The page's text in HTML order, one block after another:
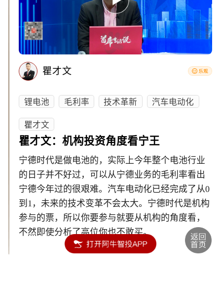
瞿才文
锂电池 毛利率 技术革新
汽车电动化
瞿才文
瞿才文：机构投资角度看宁王
宁德时代是做电池的，实际上今年整个电池行业
的日子并不好过，可以从宁德业务的毛利率看出
宁德今年过的很艰难。汽车电动化已经完成了从0
到1，未来的技术变革不会太大。宁德时代是机构
参与的票，所以你要参与就要从机构的角度看，
不然即使分析了高位你也不敢买。